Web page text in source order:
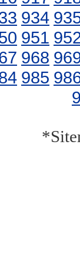
934
951
968
985